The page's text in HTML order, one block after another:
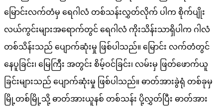
မြောင်းလက်တံမှ ရေဂါလံ တစ်သန်းလွှတ်လိုက် ပါက စိုက်ပျိုး
လယ်ကွင်းများအရောက်တွင် ရေဂါလံ ကိုးသိန်းသာရှိပါက ဂါလံ
တစ်သိန်းသည် ပျောက်ဆုံးမှု ဖြစ်ပါသည်။ မြောင်း လက်တံတွင်
နေပူခြင်း၊ မြေကြီး အတွင်း စိမ့်ဝင်ခြင်း၊ လမ်းမှ ဖြတ်ဖောက်ယူ
ခြင်းများသည် ပျောက်ဆုံးမှု ဖြစ်ပါသည်။ ဓာတ်အားခွဲရုံ တစ်ခုမှ
မြို့တစ်မြို့သို့ ဓာတ်အားယူနစ် တစ်သန်း ပို့လွှတ်ပြီး ဓာတ်အား